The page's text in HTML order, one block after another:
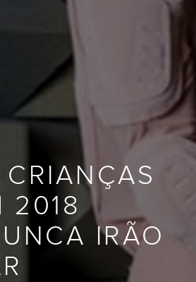
2018
IRÃO